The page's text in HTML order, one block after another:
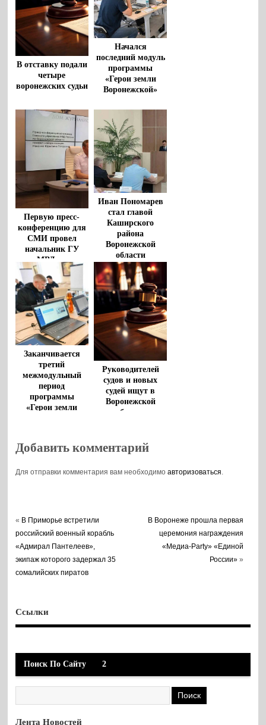
В отставку подали
четыре
воронежских судьи
Начался
последний модуль
программы
«Герои земли
Воронежской»
Первую пресс-
конференцию для
СМИ провел
начальник ГУ
МВД по
Воронежской
области Максим
Петрушин
Иван Пономарев
стал главой
Каширского
района
Воронежской
области
Заканчивается
третий
межмодульный
период
программы
«Герои земли
Руководителей
судов и новых
судей ищут в
Воронежской
области
Добавить комментарий
Для отправки комментария вам необходимоавторизоваться.
« В Приморье встретили
российский военный корабль
«Адмирал Пантелеев»,
экипаж которого задержал 35
сомалийских пиратов
В Воронеже прошла первая
церемония награждения
«Медиа-Party» «Единой
России» »
Ссылки
Поиск По Сайту 2
Лента Новостей